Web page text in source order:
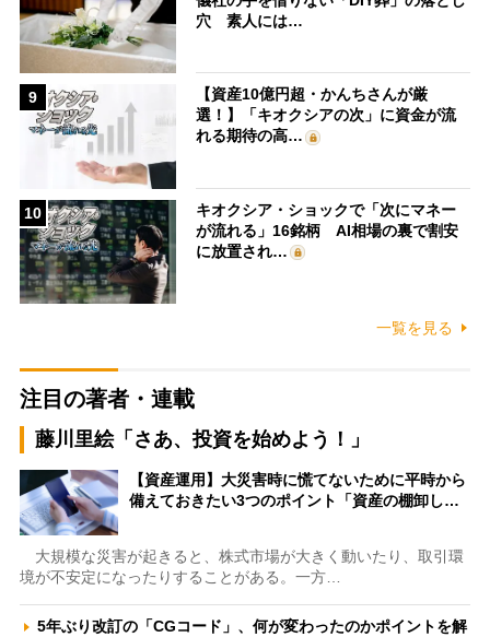
穴 素人には…
9
【資産10億円超・かんちさんが厳
選！】「キオクシアの次」に資金が流
れる期待の高…
10
キオクシア・ショックで「次にマネー
が流れる」16銘柄 AI相場の裏で割安
に放置され…
一覧を見る
注目の著者・連載
藤川里絵「さあ、投資を始めよう！」
【資産運用】大災害時に慌てないために平時から
備えておきたい3つのポイント「資産の棚卸し…
大規模な災害が起きると、株式市場が大きく動いたり、取引環
境が不安定になったりすることがある。一方…
5年ぶり改訂の「CGコード」、何が変わったのかポイントを解